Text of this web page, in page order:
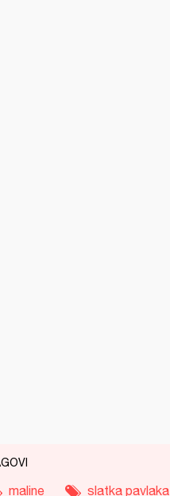
maline slatka pavlaka